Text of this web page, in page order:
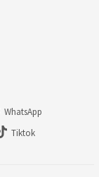
WhatsApp
Tiktok